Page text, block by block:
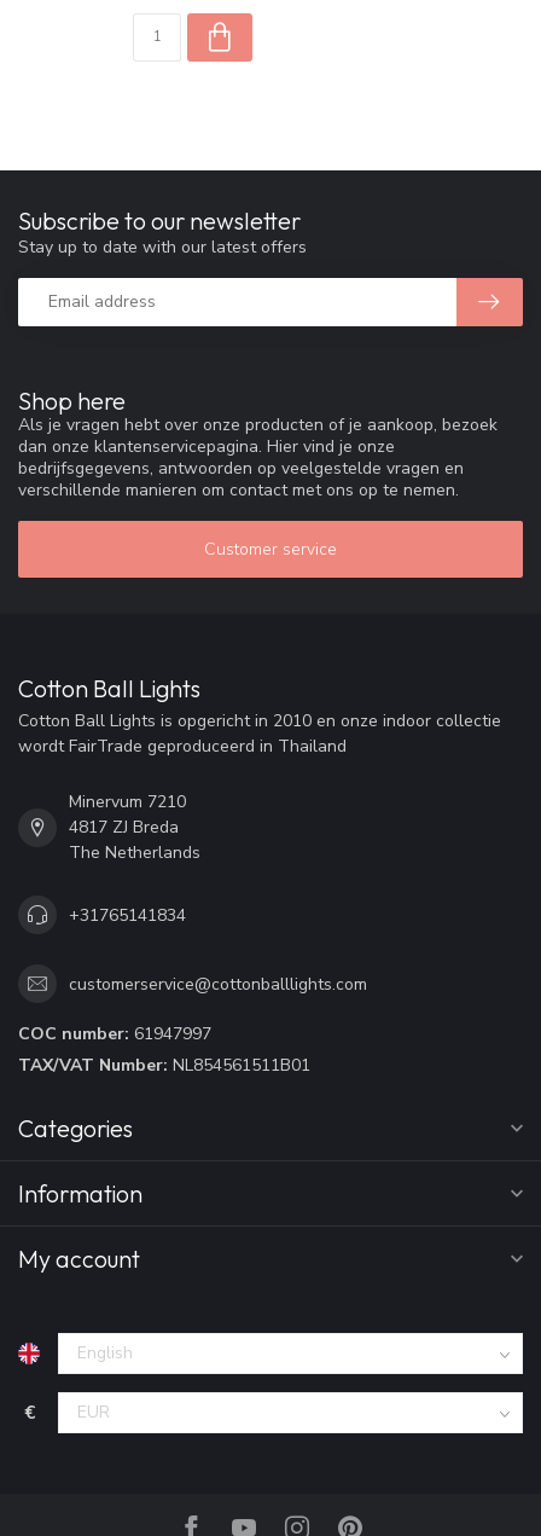
Shop here
Als je vragen hebt over onze producten of je aankoop, bezoek
dan onze klantenservicepagina. Hier vind je onze
bedrijfsgegevens, antwoorden op veelgestelde vragen en
verschillende manieren om contact met ons op te nemen.
Customer service
Subscribe to our newsletter
Stay up to date with our latest offers
Cotton Ball Lights
Cotton Ball Lights is opgericht in 2010 en onze indoor collectie
wordt FairTrade geproduceerd in Thailand
Minervum 7210
4817 ZJ Breda
The Netherlands
+31765141834
customerservice@cottonballlights.com
COC number: 61947997
TAX/VAT Number: NL854561511B01
Categories
Information
My account
€